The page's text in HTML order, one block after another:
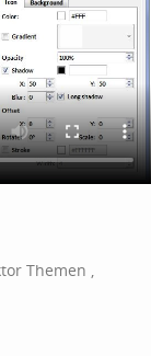
Themen ,